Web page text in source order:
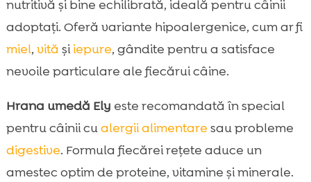
nutritivă și bine echilibrată, ideală pentru câinii
adoptați. Oferă variante hipoalergenice, cum ar fi
miel, vită șiiepure, gândite pentru a satisface
nevoile particulare ale fiecărui câine.
Hrana umedă Ely este recomandată în special
pentru câinii cualergii alimentare sau probleme
digestive. Formula fiecărei rețete aduce un
amestec optim de proteine, vitamine și minerale.